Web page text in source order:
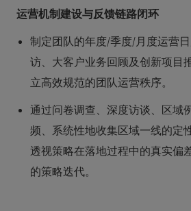
运营机制建设与反馈链路闭环
制定团队的年度/季度/月度运营
访、大客户业务回顾及创新项目
立高效规范的团队运营秩序。
通过问卷调查、深度访谈、区域
频、系统性地收集区域一线的定
透视策略在落地过程中的真实偏
的策略迭代。